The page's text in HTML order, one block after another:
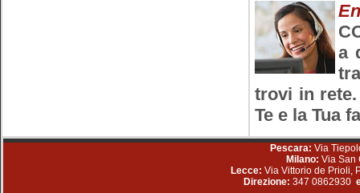
a
trovi in
Te e la Tua
Pescara: Via
Milano: Via San
Lecce: Via Vittorio de Prioli,
Direzione: 347 0862930